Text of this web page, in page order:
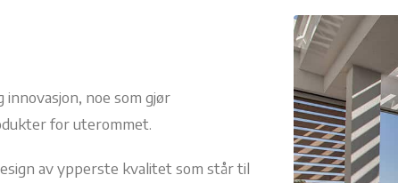
noe som gjør
for uterommet.
av ypperste kvalitet som står til